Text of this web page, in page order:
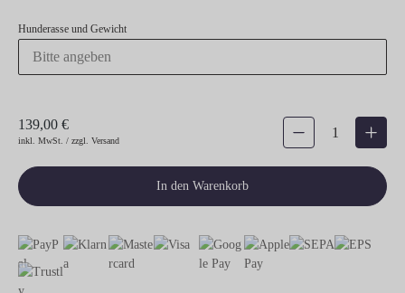
Hunderasse und Gewicht
139,00 €
inkl. MwSt. / zzgl. Versand
Produkt Anzahl: Gib den
In den Warenkorb